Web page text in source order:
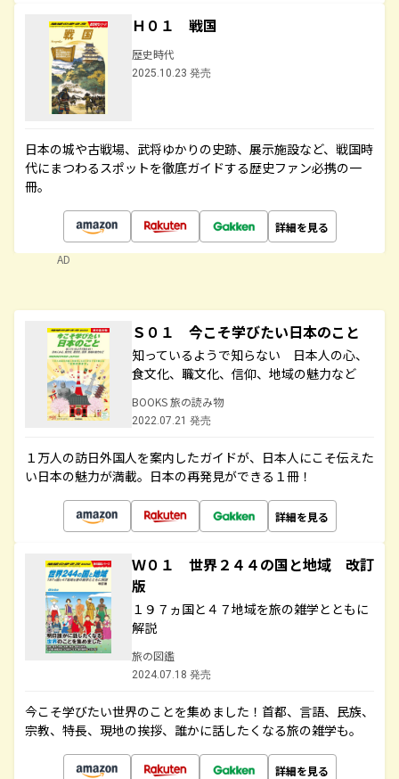
Ｈ０１ 戦国
歴史時代
2025.10.23 発売
日本の城や古戦場、武将ゆかりの史跡、展示施設など、戦国時
代にまつわるスポットを徹底ガイドする歴史ファン必携の一
冊。
詳細を見る
AD
Ｓ０１ 今こそ学びたい日本のこと
知っているようで知らない 日本人の心、
食文化、職文化、信仰、地域の魅力など
BOOKS 旅の読み物
2022.07.21 発売
１万人の訪日外国人を案内したガイドが、日本人にこそ伝えた
い日本の魅力が満載。日本の再発見ができる１冊！
詳細を見る
Ｗ０１ 世界２４４の国と地域 改訂
版
１９７ヵ国と４７地域を旅の雑学とともに
解説
旅の図鑑
2024.07.18 発売
今こそ学びたい世界のことを集めました！首都、言語、民族、
宗教、特長、現地の挨拶、誰かに話したくなる旅の雑学も。
詳細を見る